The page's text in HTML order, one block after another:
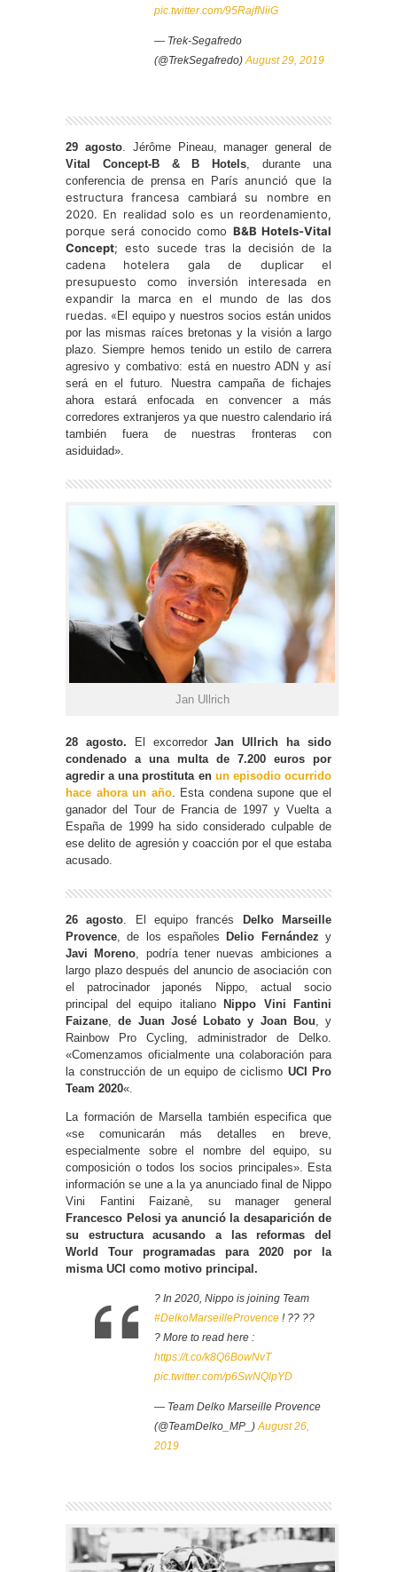
pic.twitter.com/95RajfNiiG
— Trek-Segafredo
(@TrekSegafredo)August 29, 2019
29 agosto. Jérôme Pineau, manager general de
Vital Concept-B & B Hotels, durante una
conferencia de prensa en Parísanunció que la
estructura francesa cambiará su nombre en
2020. En realidad solo es un reordenamiento,
porque será conocido como B&B Hotels-Vital
Concept; esto sucede tras la decisión de la
cadena hotelera gala de duplicar el
presupuesto como inversión interesada en
expandir la marca en el mundo de las dos
ruedas. « El equipo y nuestros socios están unidos
por las mismas raíces bretonas y la visión a largo
plazo. Siempre hemos tenido un estilo de carrera
agresivo y combativo: está en nuestro ADN y así
será en el futuro. Nuestra campaña de fichajes
ahora estará enfocada en convencer a más
corredores extranjeros ya que nuestro calendario irá
también fuera de nuestras fronteras con
asiduidad».
Jan Ullrich
28 agosto. El excorredorJan Ullrich ha sido
condenado a una multa de 7.200 euros por
agredir a una prostituta en un episodio ocurrido
hace ahora un año. Esta condena supone que el
ganador del Tour de Francia de 1997 y Vuelta a
España de 1999 ha sido considerado culpable de
ese delito de agresión y coacción por el que estaba
acusado.
26 agosto. El equipo francés
Delko Marseille
Provence, de los españoles Delio Fernándezy
Javi Moreno, podría tener nuevas ambiciones a
largo plazo después del anuncio de asociación con
el patrocinador japonés Nippo, actual socio
principal del equipo italianoNippo Vini Fantini
Faizane, de Juan José Lobato y Joan Bou, y
Rainbow Pro Cycling, administrador de Delko.
«Comenzamos oficialmente una colaboración para
la construcción de un equipo de ciclismo UCI Pro
Team 2020«.
La formación de Marsella también especifica que
«se comunicarán más detalles en breve,
especialmente sobre el nombre del equipo, su
composición o todos los socios principales». Esta
información se une a la ya anunciado final de Nippo
Vini Fantini Faizanè, su manager general
Francesco Pelosi ya anunció la desaparición de
su estructura acusando a las reformas del
World Tour programadas para 2020 por la
misma UCI como motivo principal.
? In 2020, Nippo is joining Team
#DelkoMarseilleProvence ! ?? ??
? More to read here :
https://t.co/k8Q6BowNvT
pic.twitter.com/p6SwNQlpYD
— Team Delko Marseille Provence
(@TeamDelko_MP_)August 26,
2019